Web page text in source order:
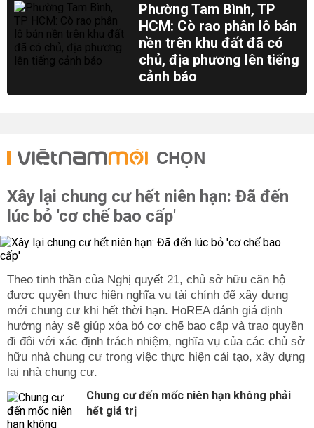
Phường Tam Bình, TP
HCM: Cò rao phân lô bán
nền trên khu đất đã có
chủ, địa phương lên tiếng
cảnh báo
CHỌN
Xây lại chung cư hết niên hạn: Đã đến
lúc bỏ 'cơ chế bao cấp'
Theo tinh thần của Nghị quyết 21, chủ sở hữu căn hộ
được quyền thực hiện nghĩa vụ tài chính để xây dựng
mới chung cư khi hết thời hạn. HoREA đánh giá định
hướng này sẽ giúp xóa bỏ cơ chế bao cấp và trao quyền
đi đôi với xác định trách nhiệm, nghĩa vụ của các chủ sở
hữu nhà chung cư trong việc thực hiện cải tạo, xây dựng
lại nhà chung cư.
Chung cư đến mốc niên hạn không phải
hết giá trị